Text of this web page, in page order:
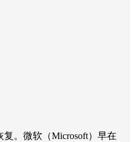
复。微软（Microsoft）早在